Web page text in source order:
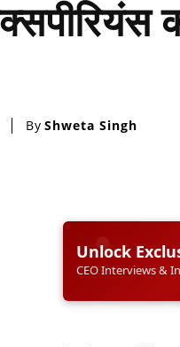
By Shweta Singh
Unlock
CEO Interviews &